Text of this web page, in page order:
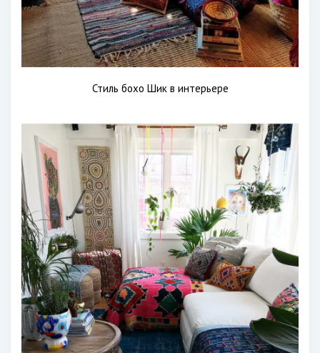
Стиль бохо Шик в интерьере